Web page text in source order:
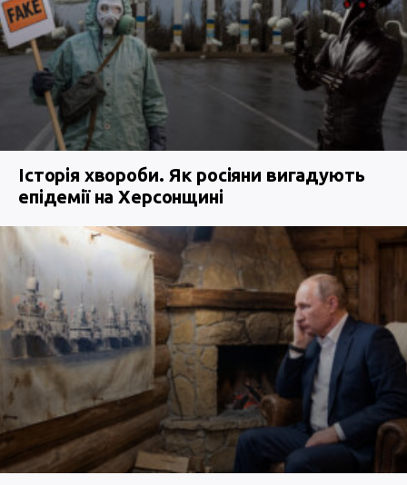
Історія хвороби. Як росіяни вигадують
епідемії на Херсонщині